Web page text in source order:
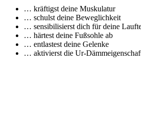
… kräftigst deine Muskulatur
… schulst deine Beweglichkeit
… sensibilisierst dich für deine
… härtest deine Fußsohle ab
… entlastest deine Gelenke
… aktivierst die Ur-